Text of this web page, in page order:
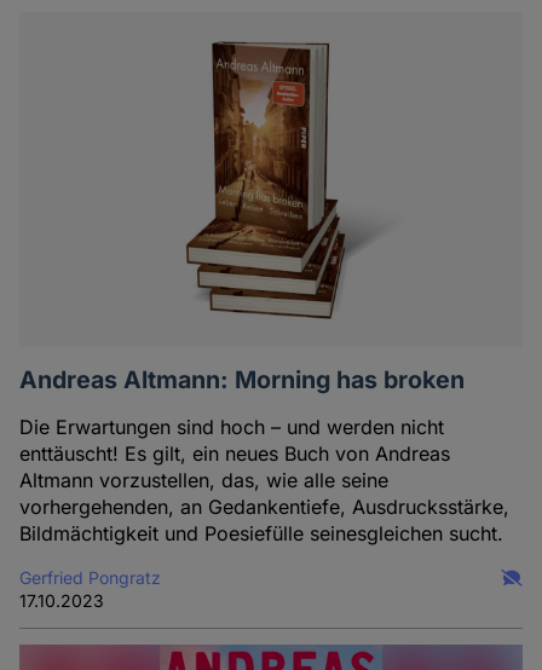
Andreas Altmann: Morning has broken
Die Erwartungen sind hoch – und werden nicht
enttäuscht! Es gilt, ein neues Buch von Andreas
Altmann vorzustellen, das, wie alle seine
vorhergehenden, an Gedankentiefe, Ausdrucksstärke,
Bildmächtigkeit und Poesiefülle seinesgleichen sucht.
Gerfried Pongratz
17.10.2023